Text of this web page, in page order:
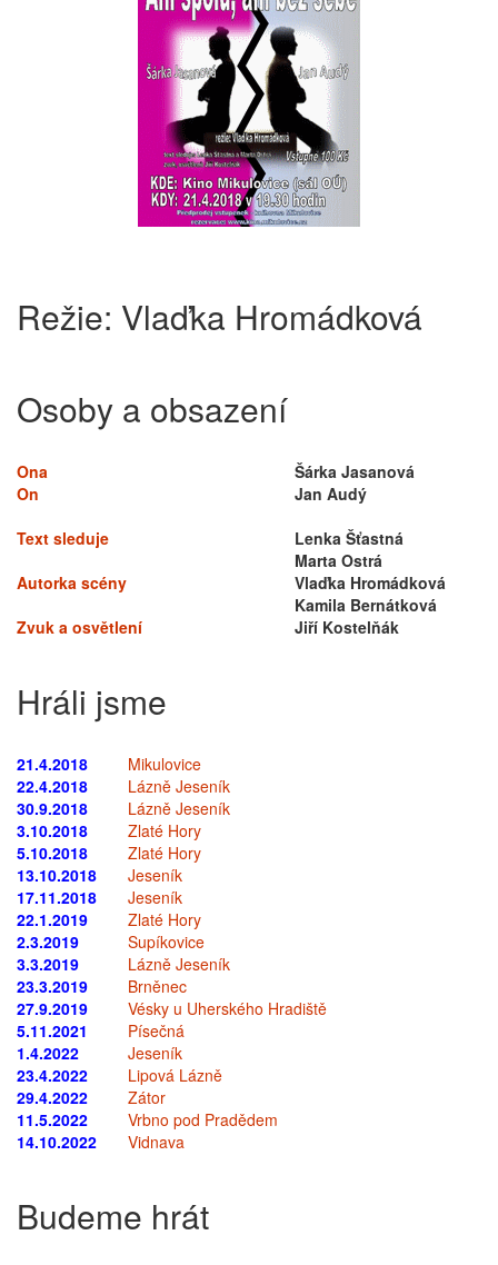
Režie: Vlaďka Hromádková
Osoby a obsazení
Ona
Šárka Jasanová
On
Jan Audý
Text sleduje
Lenka Šťastná
Marta Ostrá
Autorka scény
Vlaďka Hromádková
Kamila Bernátková
Zvuk a osvětlení
Jiří Kostelňák
Hráli jsme
21.4.2018
Mikulovice
22.4.2018
Lázně Jeseník
30.9.2018
Lázně Jeseník
3.10.2018
Zlaté Hory
5.10.2018
Zlaté Hory
13.10.2018
Jeseník
17.11.2018
Jeseník
22.1.2019
Zlaté Hory
2.3.2019
Supíkovice
3.3.2019
Lázně Jeseník
23.3.2019
Brněnec
27.9.2019
Vésky u Uherského Hradiště
5.11.2021
Písečná
1.4.2022
Jeseník
23.4.2022
Lipová Lázně
29.4.2022
Zátor
11.5.2022
Vrbno pod Pradědem
14.10.2022
Vidnava
Budeme hrát